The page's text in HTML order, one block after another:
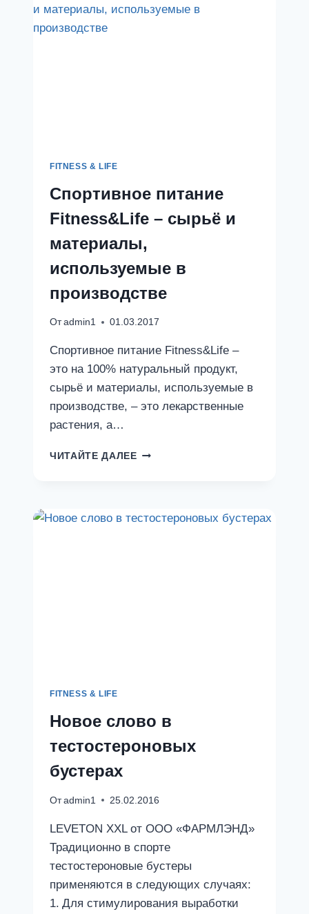
FITNESS & LIFE
Спортивное питание
Fitness&Life – сырьё и
материалы,
используемые в
производстве
От admin1 01.03.2017
Спортивное питание Fitness&Life –
это на 100% натуральный продукт,
сырьё и материалы, используемые в
производстве, – это лекарственные
растения, а…
ЧИТАЙТЕ ДАЛЕЕСПОРТИВНОЕ
И
FITNESS & LIFE
Новое слово в
тестостероновых
бустерах
От admin1 25.02.2016
LEVETON XXL от ООО «ФАРМЛЭНД»
Традиционно в спорте
тестостероновые бустеры
применяются в следующих случаях:
1. Для стимулирования выработки